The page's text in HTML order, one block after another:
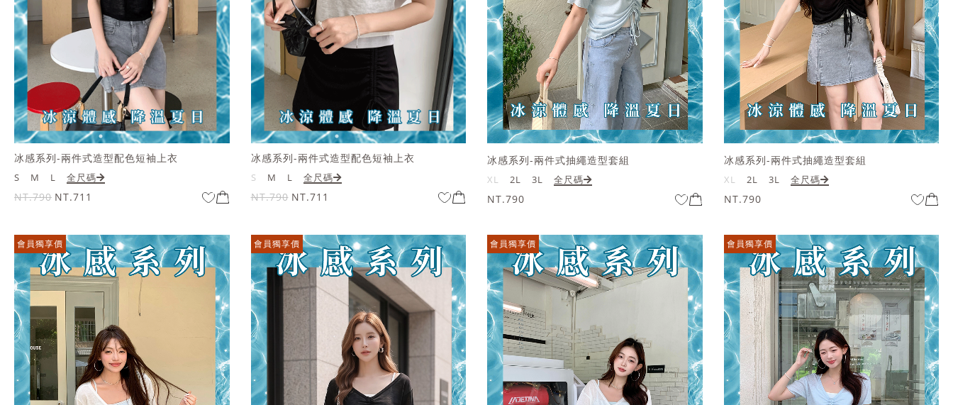
冰感系列-兩件式造型配色短袖上衣
S M L 全尺碼
NT.790 NT.711
冰感系列-兩件式造型配色短袖上衣
S M L 全尺碼
NT.790 NT.711
冰感系列-兩件式抽繩造型套組
XL 2L 3L 全尺碼
NT.790
冰感系列-兩件式抽繩造型套組
XL 2L 3L 全尺碼
NT.790
會員獨享價 會員獨享價 會員獨享價 會員獨享價